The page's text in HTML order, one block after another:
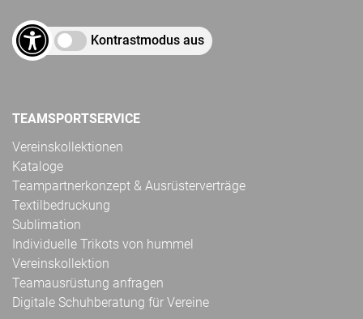
Kontrastmodus aus
TEAMSPORTSERVICE
Vereinskollektionen
Kataloge
Teampartnerkonzept & Ausrüsterverträge
Textilbedruckung
Sublimation
Individuelle Trikots von hummel
Vereinskollektion
Teamausrüstung anfragen
Digitale Schuhberatung für Vereine